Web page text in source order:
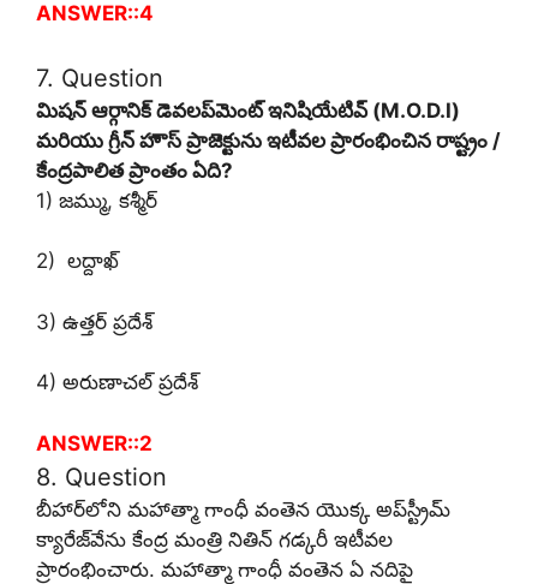
ANSWER::4
7. Question
మిషన్ ఆర్గానిక్ డెవలప్‌మెంట్ ఇనిషియేటివ్ (M.O.D.I)
మరియు గ్రీన్ హౌస్ ప్రాజెక్టును ఇటీవల ప్రారంభించిన రాష్ట్రం /
కేంద్రపాలిత ప్రాంతం ఏది?
1) జమ్ము, కశ్మీర్
2) లద్దాఖ్
3) ఉత్తర్ ప్రదేశ్
4) అరుణాచల్ ప్రదేశ్
ANSWER::2
8. Question
బీహార్‌లోని మహాత్మా గాంధీ వంతెన యొక్క అప్‌స్ట్రీమ్
క్యారేజ్‌వేను కేంద్ర మంత్రి నితిన్ గడ్కరీ ఇటీవల
ప్రారంభించారు. మహాత్మా గాంధీ వంతెన ఏ నదిపై